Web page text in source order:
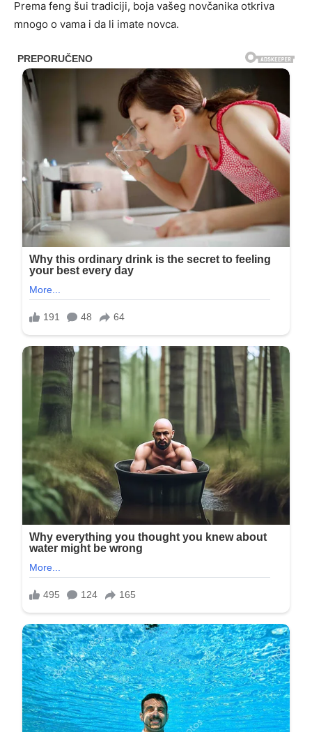
Prema feng šui tradiciji, boja vašeg novčanika otkriva
mnogo o vama i da li imate novca.